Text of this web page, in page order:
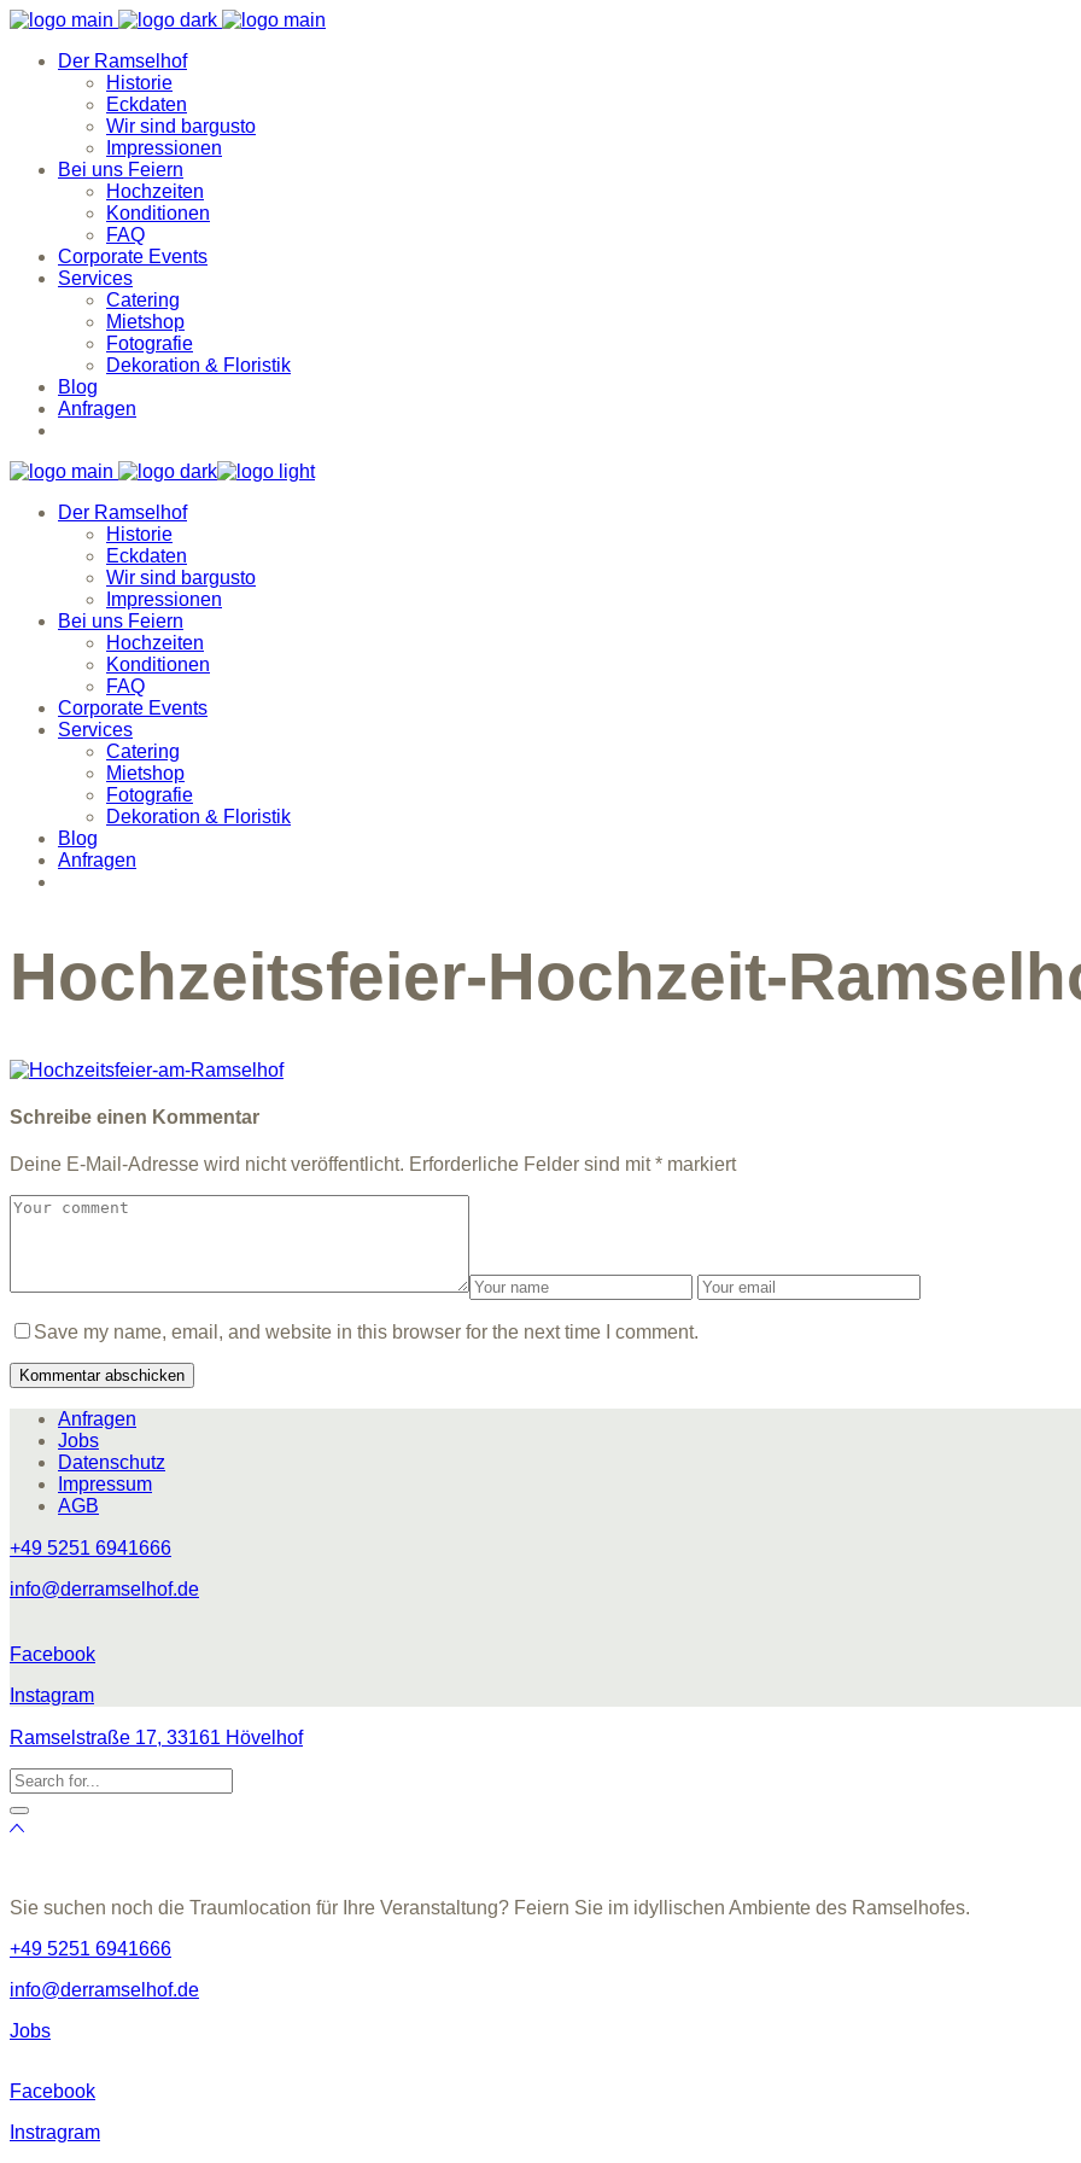
Der Ramselhof
Historie
Eckdaten
Wir sind bargusto
Impressionen
Bei uns Feiern
Hochzeiten
Konditionen
FAQ
Corporate Events
Services
Catering
Mietshop
Fotografie
Dekoration & Floristik
Blog
Anfragen
Der Ramselhof
Historie
Eckdaten
Wir sind bargusto
Impressionen
Bei uns Feiern
Hochzeiten
Konditionen
FAQ
Corporate Events
Services
Catering
Mietshop
Fotografie
Dekoration & Floristik
Blog
Anfragen
Hochzeitsfeier-Hochzeit-
Schreibe einen Kommentar
Deine E-Mail-Adresse wird nicht veröffentlicht. Erforderliche Felder sind mit* markiert
Save my name, email, and website in this browser for the next time I comment.
Anfragen
Jobs
Datenschutz
Impressum
AGB
+49 5251 6941666
info@derramselhof.de
Facebook
Instagram
Ramselstraße 17, 33161 Hövelhof
Sie suchen noch die Traumlocation für Ihre Veranstaltung? Feiern Sie im idyllischen Ambiente des Ramselhofes.
+49 5251 6941666
info@derramselhof.de
Jobs
Facebook
Instragram